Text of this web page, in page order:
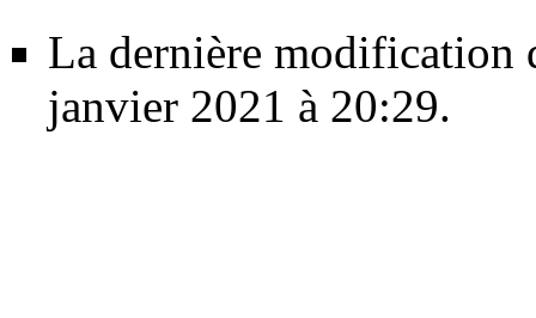
La dernière modification
janvier 2021 à 20:29.